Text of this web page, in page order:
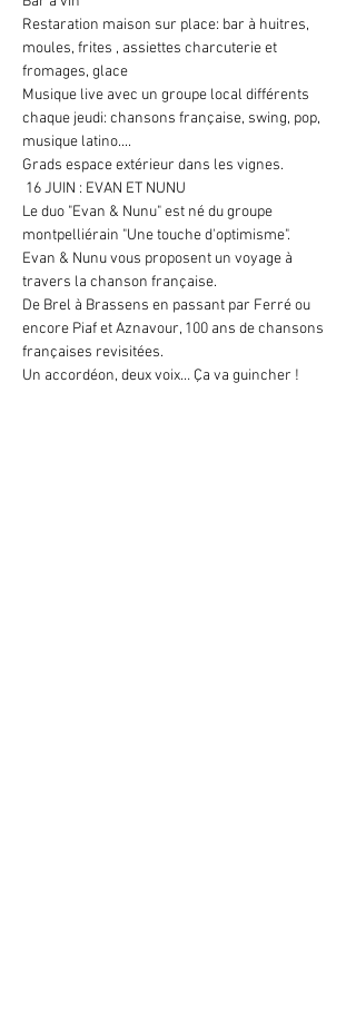
Restaration maison sur place: bar à huitres,
moules, frites , assiettes charcuterie et
fromages, glace
Musique live avec un groupe local différents
chaque jeudi: chansons française, swing, pop,
musique latino....
Grads espace extérieur dans les vignes.
16 JUIN : EVAN ET NUNU
Le duo "Evan & Nunu" est né du groupe
montpelliérain "Une touche d'optimisme".
Evan & Nunu vous proposent un voyage à
travers la chanson française.
De Brel à Brassens en passant par Ferré ou
encore Piaf et Aznavour, 100 ans de chansons
françaises revisitées.
Un accordéon, deux voix… Ça va guincher !